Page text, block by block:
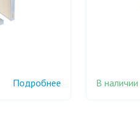
Подробнее В наличии